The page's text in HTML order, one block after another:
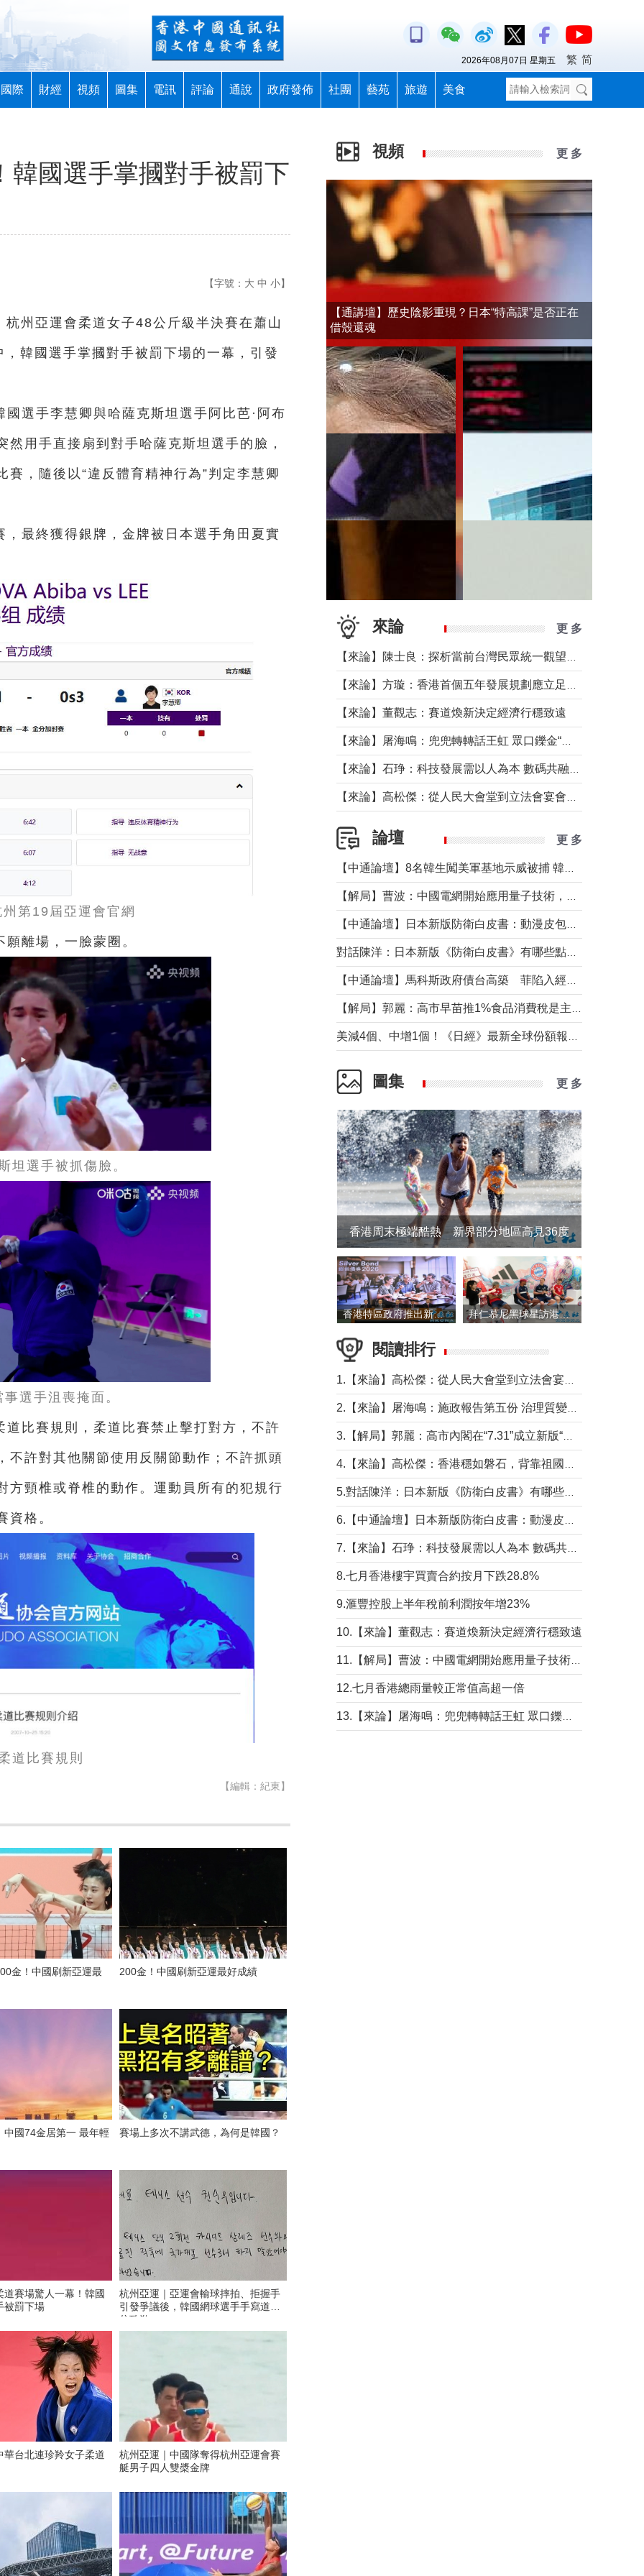
國際 財經 視頻 圖集 電訊 評論 通說 政府發佈 社團 藝苑 旅遊 美食
2026年08月07日 星期五 繁 简
韓國選手掌摑對手被罰下
【字號： 大 中 小】
州亞運會柔道女子48公斤級半決賽在蕭山
韓國選手掌摑對手被罰下場的一幕，引發
選手李慧卿與哈薩克斯坦選手阿比芭·阿布
用手直接扇到對手哈薩克斯坦選手的臉，
，隨後以“違反體育精神行為”判定李慧卿
最終獲得銀牌，金牌被日本選手角田夏實
第19屆亞運會官網
離場，一臉蒙圈。
坦選手被抓傷臉。
選手沮喪掩面。
比賽規則，柔道比賽禁止擊打對方，不許
不許對其他關節使用反關節動作；不許抓頭
方頸椎或脊椎的動作。運動員所有的犯規行
資格。
道比賽規則
【編輯：紀東】
金！中國刷新亞運最 200金！中國刷新亞運最好成績
中國74金居第一 最年輕 賽場上多次不講武德，為何是韓國？
道賽場驚人一幕！韓國
被罰下場
杭州亞運｜亞運會輸球摔拍、拒握手
引發爭議後，韓國網球選手手寫道歉
信致歉
華台北連珍羚女子柔道
杭州亞運｜中國隊奪得杭州亞運會賽
艇男子四人雙槳金牌
視頻 更 多
【通講壇】歷史陰影重現？日本“特高課”是否正在
借殼還魂
來論 更 多
【來論】董觀志：賽道煥新決定經濟行穩致遠
論壇 更 多
圖集 更 多
香港周末極端酷熱 新界部分地區高見36度
香港特區政府推出新一批銀色債券 每手1萬元保底息4.25厘 拜仁慕尼黑球星訪港 與球迷近距離互動
閱讀排行
8.七月香港樓宇買賣合約按月下跌28.8%
9.滙豐控股上半年稅前利潤按年增23%
10.【來論】董觀志：賽道煥新決定經濟行穩致遠
12.七月香港總雨量較正常值高超一倍